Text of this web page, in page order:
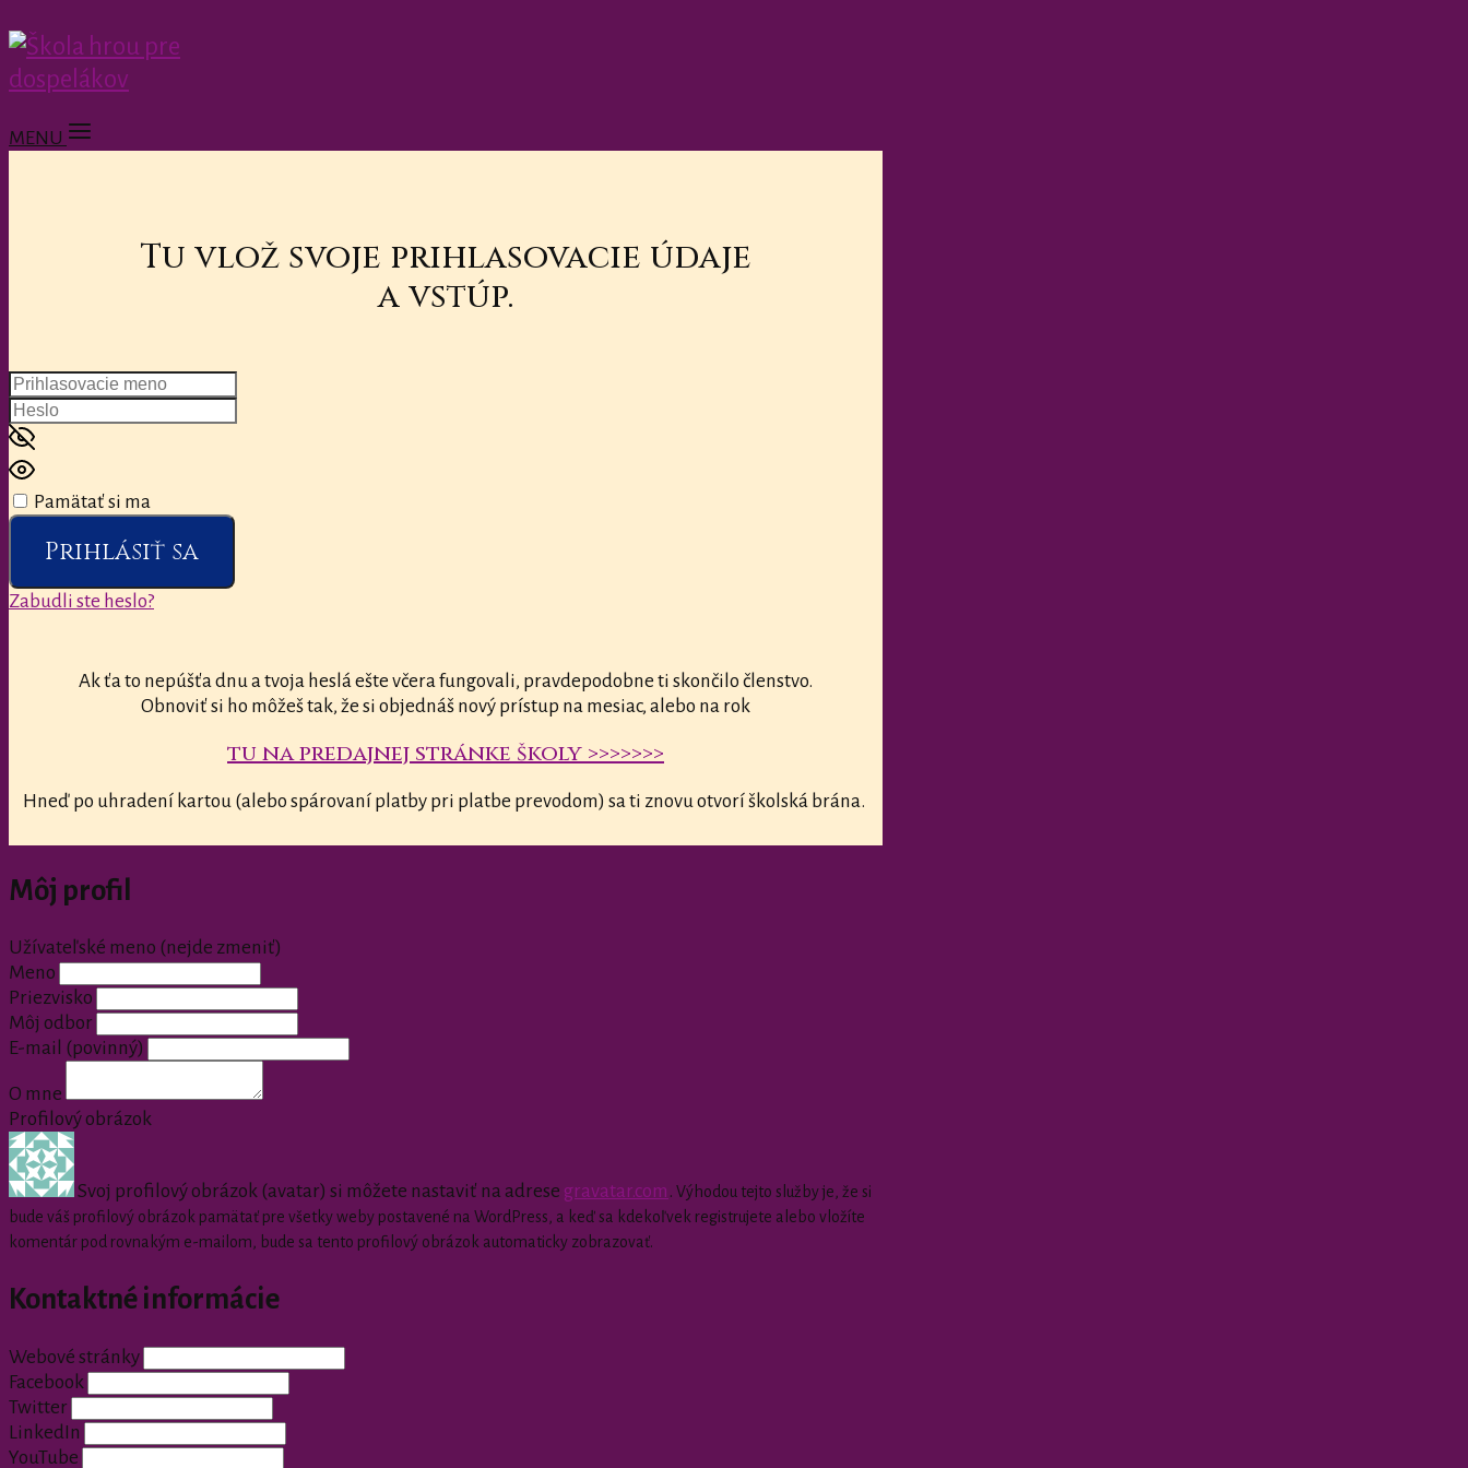
MENU
Tu vlož svoje prihlasovacie údaje
a vstúp.
Pamätať si ma
Prihlásiť sa
Zabudli ste heslo?
Ak ťa to nepúšťa dnu a tvoja heslá ešte včera fungovali, pravdepodobne ti skončilo členstvo.
Obnoviť si ho môžeš tak, že si objednáš nový prístup na mesiac, alebo na rok
tu na predajnej stránke školy >>>>>>>
Hneď po uhradení kartou (alebo spárovaní platby pri platbe prevodom) sa ti znovu otvorí školská brána.
Môj profil
Užívateľské meno (nejde zmeniť)
Meno
Priezvisko
Môj odbor
E-mail
(povinný)
O mne
Profilový obrázok
Svoj profilový obrázok (avatar) si môžete nastaviť na adrese gravatar.com . Výhodou tejto služby je, že si
bude váš profilový obrázok pamätať pre všetky weby postavené na WordPress, a keď sa kdekoľvek registrujete alebo vložíte
komentár pod rovnakým e-mailom, bude sa tento profilový obrázok automaticky zobrazovať.
Kontaktné informácie
Webové stránky
Facebook
Twitter
LinkedIn
YouTube